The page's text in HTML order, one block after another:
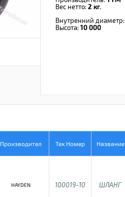
Вес нетто: 2 кг.
Внутренний
Высота: 10 000
Производител Тех.Номер Название
HAYDEN 100019-10 ШЛАНГ